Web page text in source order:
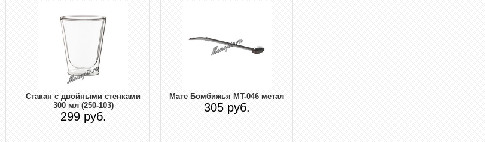
Стакан с двойными стенками
300 мл (250-103)
299 руб.
Мате Бомбижья MT-046 метал
305 руб.